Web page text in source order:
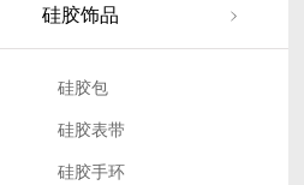
硅胶饰品
硅胶包
硅胶表带
硅胶手环